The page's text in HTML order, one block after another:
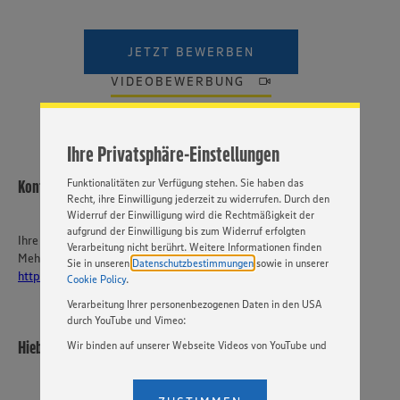
Ihre Privatsphäre-Einstellungen
ermöglichen. Wir verwenden Ihre Daten, um unsere
Inhalte anzubieten. Ihre Einwilligung in die Nutzung von
Cookies und anderer Technologien ist freiwillig und kann
„EINSTELLUNGEN ÄNDERN”. Bitte beachten Sie, dass auf
Basis Ihrer Einstellungen ggf. nicht mehr alle
Funktionalitäten zur Verfügung stehen. Sie haben das
Recht, ihre Einwilligung jederzeit zu widerrufen. Durch den
Widerruf der Einwilligung wird die Rechtmäßigkeit der
aufgrund der Einwilligung bis zum Widerruf erfolgten
Verarbeitung nicht berührt. Weitere Informationen finden
Sie in unseren Datenschutzbestimmungen sowie in unserer
Cookie Policy.
Verarbeitung Ihrer personenbezogenen Daten in den USA
durch YouTube und Vimeo:
Wir binden auf unserer Webseite Videos von YouTube und
Einstellungen bezüglich YouTube und Vimeo zu ändern,
JETZT BEWERBEN
VIDEOBEWERBUNG
Kontakt
Ihre Ansprechperson
Mehr über EDEKA Südwest:
https://karriere-edeka.de/
Hieber´s Frische Center KG